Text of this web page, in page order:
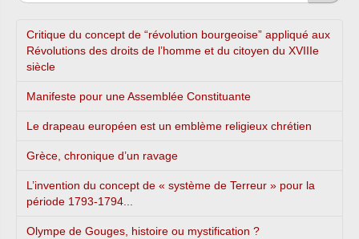
Critique du concept de “révolution bourgeoise” appliqué aux
Révolutions des droits de l’homme et du citoyen du XVIIIe
siècle
Manifeste pour une Assemblée Constituante
Le drapeau européen est un emblème religieux chrétien
Grèce, chronique d’un ravage
L’invention du concept de « système de Terreur » pour la
période 1793-1794...
Olympe de Gouges, histoire ou mystification ?